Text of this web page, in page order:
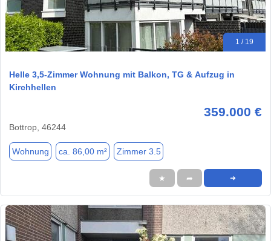
1 / 19
Helle 3,5-Zimmer Wohnung mit Balkon, TG & Aufzug in
Kirchhellen
359.000 €
Bottrop, 46244
Wohnung ca. 86,00 m² Zimmer 3.5
★ ➦ ➜